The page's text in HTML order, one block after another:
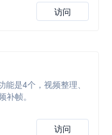
访问
是4个，视频整理、
补帧。
访问